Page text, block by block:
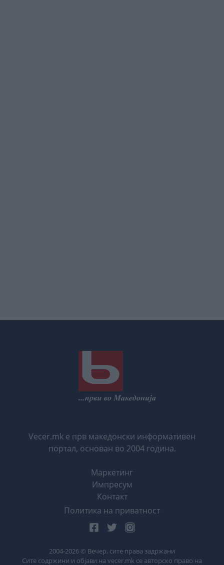
Vecer.mk е прв македонски информативен
портал, основан во 2004 година.
Маркетинг
Импресум
Контакт
Политика на приватност
2004-2026 © Вечер, сите права задржани
Сите содржини и објави на vecer.mk се авторско право на